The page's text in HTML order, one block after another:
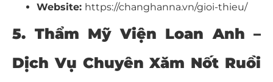
Website: https://changhanna.vn/gioi-thieu/
5. Thẩm Mỹ Viện Loan Anh –
Dịch Vụ Chuyên Xăm Nốt Ruồi